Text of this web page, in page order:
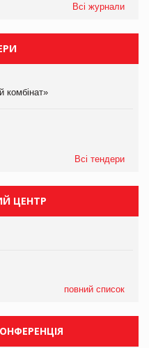
Всі журнали
комбінат»
Всі тендери
ЦЕНТР
повний список